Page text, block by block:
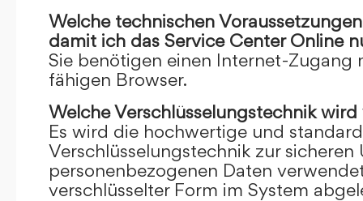
Welche technischen
damit ich das Service Center Online
Sie benötigen einen Internet-Zugang
fähigen Browser.
Welche Verschlüsselungstechnik
Es wird die hochwertige und
Verschlüsselungstechnik zur
personenbezogenen Daten
verschlüsselter Form im System